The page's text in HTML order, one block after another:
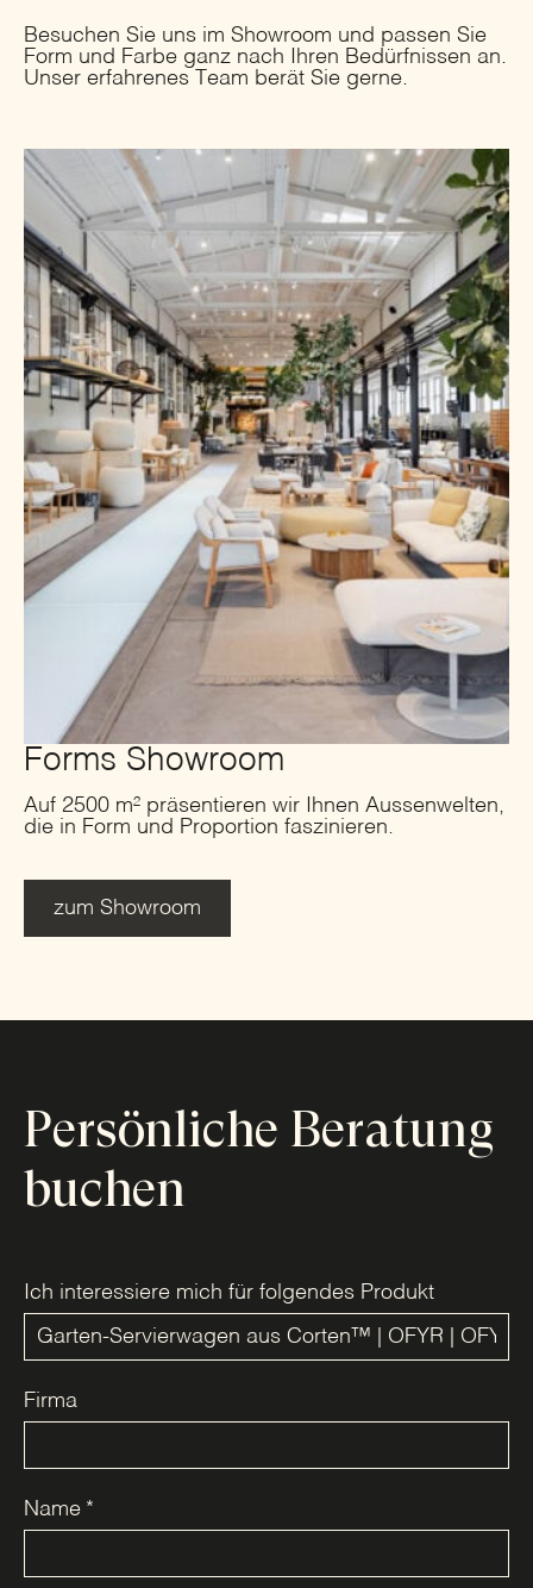
Besuchen Sie uns im Showroom und passen Sie
Form und Farbe ganz nach Ihren Bedürfnissen an.
Unser erfahrenes Team berät Sie gerne.
Forms Showroom
Auf 2500 m² präsentieren wir Ihnen Aussenwelten,
die in Form und Proportion faszinieren.
zum Showroom
Persönliche Beratung
buchen
Ich interessiere mich für folgendes Produkt
Firma
Name *